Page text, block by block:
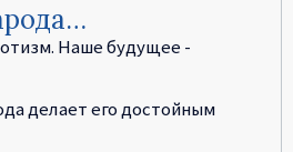
Наше будущее -
делает его достойным